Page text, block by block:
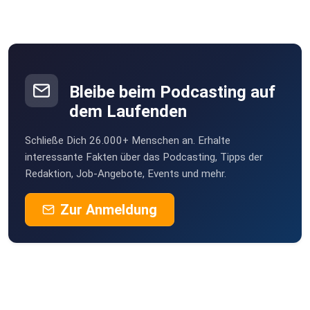
v0okhjgy
anna.habimana-ihXa
Bleibe beim Podcasting auf
dem Laufenden
Schließe Dich 26.000+ Menschen an. Erhalte
interessante Fakten über das Podcasting, Tipps der
Redaktion, Job-Angebote, Events und mehr.
Zur Anmeldung